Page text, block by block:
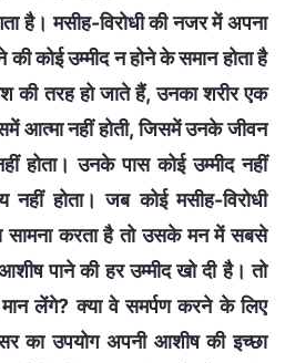
है। मसीह-विरोधी की नजर में अपना
की कोई उम्मीद न होने के समान होता है
की तरह हो जाते हैं, उनका शरीर एक
आत्मा नहीं होती, जिसमें उनके जीवन
होता। उनके पास कोई उम्मीद नहीं
होता। जब कोई मसीह-विरोधी
सामना करता है तो उसके मन में सबसे
पाने की हर उम्मीद खो दी है। तो
लेंगे? क्या वे समर्पण करने के लिए
का उपयोग अपनी आशीष की इच्छा